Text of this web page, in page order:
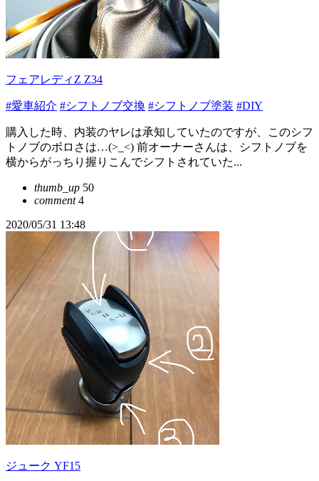
フェアレディZ Z34
#愛車紹介 #シフトノブ交換 #シフトノブ塗装 #DIY
購入した時、内装のヤレは承知していたのですが、このシフ
トノブのボロさは…(>_<) 前オーナーさんは、シフトノブを
横からがっちり握りこんでシフトされていた...
thumb_up 50
comment4
2020/05/31 13:48
ジューク YF15